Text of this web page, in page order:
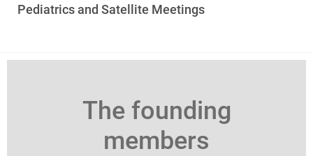
Pediatrics and Satellite Meetings
The founding
members